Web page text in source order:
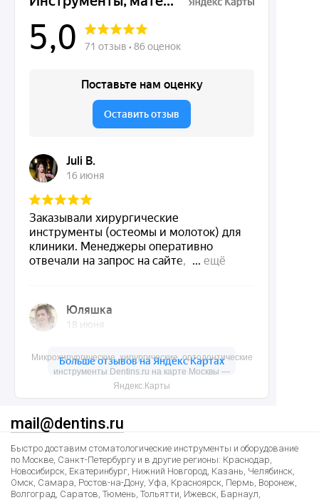
Микрохирургические, хирургические, ортодонтические
инструменты Dentins.ru на карте Москвы —
Яндекс.Карты
Ортопедические
Зубным техникам
Dentins.ru
Акции
Доставка и контакты
Политика конфиденциальности
Карта сайта
Контакты
8 (495) 150-55-92
mail@dentins.ru
Быстро доставим стоматологические инструменты и оборудование
по Москве, Санкт-Петербургу и в другие регионы: Краснодар,
Новосибирск, Екатеринбург, Нижний Новгород, Казань, Челябинск,
Омск, Самара, Ростов-на-Дону, Уфа, Красноярск, Пермь, Воронеж,
Волгоград, Саратов, Тюмень, Тольятти, Ижевск, Барнаул,